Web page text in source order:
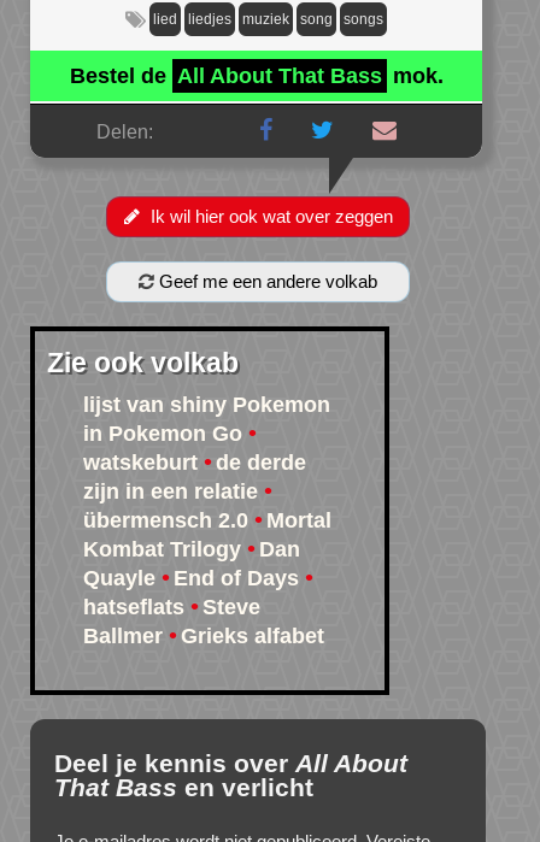
lied liedjes muziek song songs
Bestel de All About That Bass mok.
Delen:
Ik wil hier ook wat over zeggen
Geef me een andere volkab
Zie ook volkab
lijst van shiny Pokemon
in Pokemon Go
watskeburt
de derde
zijn in een relatie
übermensch 2.0
Mortal
Kombat Trilogy
Dan
Quayle
End of Days
hatseflats
Steve
Ballmer
Grieks alfabet
Deel je kennis over All About
That Bass en verlicht